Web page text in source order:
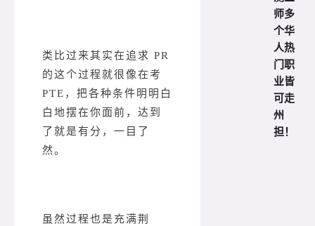
类比过来其实在追求 PR
的这个过程就很像在考
PTE，把各种条件明明白
白地摆在你面前，达到
了就是有分，一目了
然。
虽然过程也是充满荆
师多
个华
人热
门职
业皆
可走
州
担！